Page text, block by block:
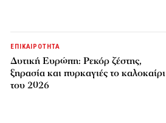
ΕΠΙΚΑΙΡΟΤΗΤΑ
Δυτική Ευρώπη: Ρεκόρ ζέστης,
ξηρασία και πυρκαγιές το καλοκαίρι
του 2026